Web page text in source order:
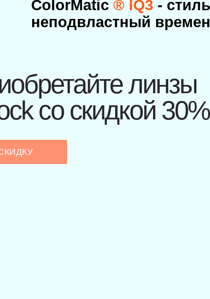
линзы
со скидкой 30%